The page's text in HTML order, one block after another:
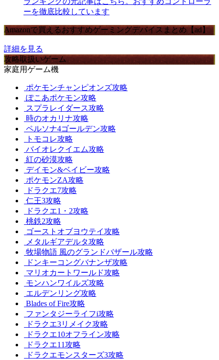
ーを徹底比較しています
Amazonで買えるおすすめゲーミングデバイスまとめ【ad】
詳細を見る
攻略取扱いゲーム
家庭用ゲーム機
ポケモンチャンピオンズ攻略
ぽこあポケモン攻略
スプラレイダース攻略
時のオカリナ攻略
ペルソナ4ゴールデン攻略
トモコレ攻略
バイオレクイエム攻略
紅の砂漠攻略
デイモン&ベイビー攻略
ポケモンZA攻略
ドラクエ7攻略
仁王3攻略
ドラクエ1・2攻略
桃鉄2攻略
ゴーストオブヨウテイ攻略
メタルギアデルタ攻略
牧場物語 風のグランドバザール攻略
ドンキーコングバナンザ攻略
マリオカートワールド攻略
モンハンワイルズ攻略
エルデンリング攻略
Blades of Fire攻略
ファンタジーライフi攻略
ドラクエ3リメイク攻略
ドラクエ10オフライン攻略
ドラクエ11攻略
ドラクエモンスターズ3攻略